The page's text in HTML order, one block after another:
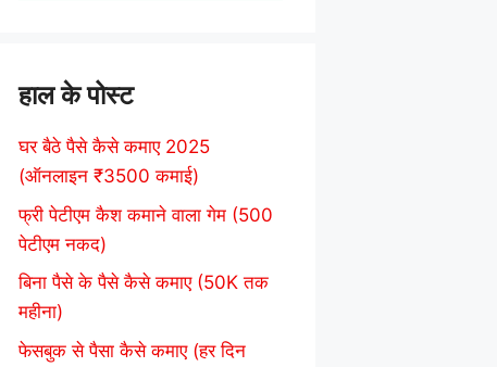
हाल के पोस्ट
घर बैठे पैसे कैसे कमाए 2025
(ऑनलाइन ₹3500 कमाई)
फ्री पेटीएम कैश कमाने वाला गेम (500
पेटीएम नकद)
बिना पैसे के पैसे कैसे कमाए (50K तक
महीना)
फेसबुक से पैसा कैसे कमाए (हर दिन